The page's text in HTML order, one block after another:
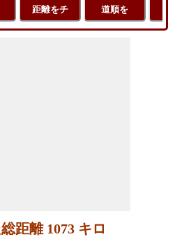
距離をチ
道順を
距離 1073 キロ